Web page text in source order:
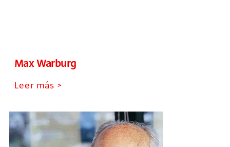
Max Warburg
Leer más >